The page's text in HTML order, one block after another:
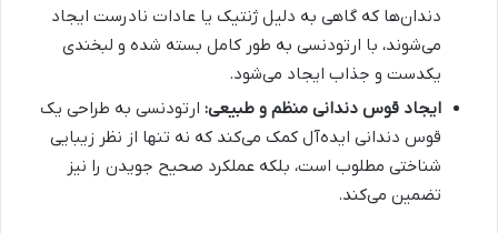
دندان‌ها که گاهی به دلیل ژنتیک یا عادات نادرست ایجاد
می‌شوند، با ارتودنسی به طور کامل بسته شده و لبخندی
یکدست و جذاب ایجاد می‌شود.
ایجاد قوس دندانی منظم و طبیعی: ارتودنسی به طراحی یک
قوس دندانی ایده‌آل کمک می‌کند که نه تنها از نظر زیبایی
شناختی مطلوب است، بلکه عملکرد صحیح جویدن را نیز
تضمین می‌کند.